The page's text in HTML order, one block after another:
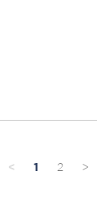
< 1 2 >